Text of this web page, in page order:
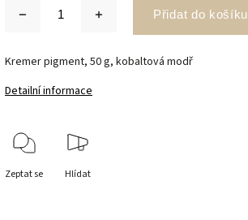
Přidat do košíku
Kremer pigment, 50 g, kobaltová modř
Detailní informace
Zeptat se Hlídat